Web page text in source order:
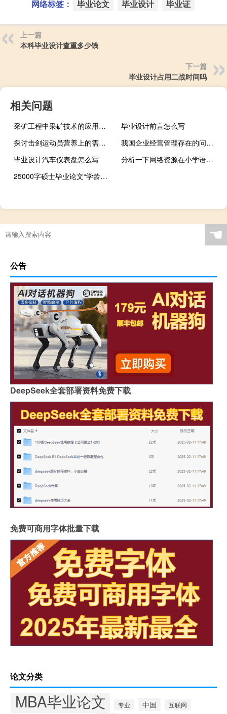
网络标签： 毕业论文 毕业设计 毕业证
上一篇
本科毕业设计查重多少钱
下一篇
毕业设计占用二战时间吗
相关问题
采矿工程中采矿技术的应用及其安全管理措施,采矿工程与采煤技术的区别
毕业设计前言怎么写
探讨击剑运动员营养上的需求,当运动员在击剑比赛中兴奋时，你所说的“哦芭蕾”是什么意思
我国企业经营管理存在的问题与提升策略,如何提高海尔的竞争力主要是针对国际上更好的参与国。...
毕业设计汽车仪表盘怎么写
分析一下网络资源在小学语文教学中的应用,如何利用网络环境实施小学语文阅读教学
25000字硕士毕业论文“学龄前儿童家庭伦理”研究
☚
公告
DeepSeek全套部署资料免费下载
免费可商用字体批量下载
论文分类
MBA毕业论文 专业 中国
互联网